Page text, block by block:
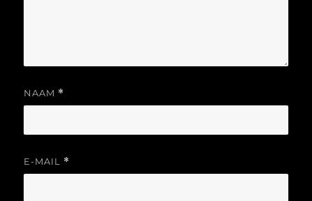
NAAM *
E-MAIL *